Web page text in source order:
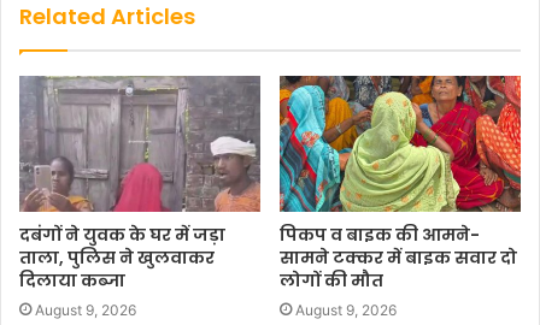
Related Articles
दबंगों ने युवक के घर में जड़ा
ताला, पुलिस ने खुलवाकर
दिलाया कब्जा
August 9, 2026
पिकप व बाइक की आमने-
सामने टक्कर में बाइक सवार दो
लोगों की मौत
August 9, 2026